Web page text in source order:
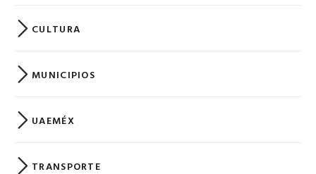
CULTURA
MUNICIPIOS
UAEMÉX
TRANSPORTE